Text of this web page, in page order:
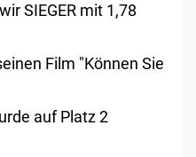
SIEGER mit 1,78
Film "Können Sie
auf Platz 2